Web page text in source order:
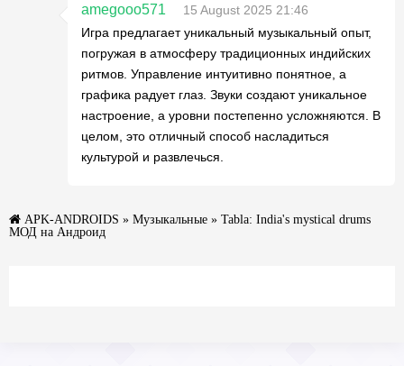
amegooo571
15 August 2025 21:46
Игра предлагает уникальный музыкальный опыт,
погружая в атмосферу традиционных индийских
ритмов. Управление интуитивно понятное, а
графика радует глаз. Звуки создают уникальное
настроение, а уровни постепенно усложняются. В
целом, это отличный способ насладиться
культурой и развлечься.
APK-ANDROIDS » Музыкальные » Tabla: India's mystical drums
МОД на Андроид